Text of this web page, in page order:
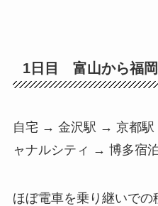
1日目 富山から福
自宅 → 金沢駅 → 京都
ャナルシティ → 博多宿
ほぼ電車を乗り継いでの